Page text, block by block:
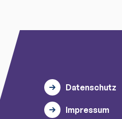
Datenschutz
Impressum